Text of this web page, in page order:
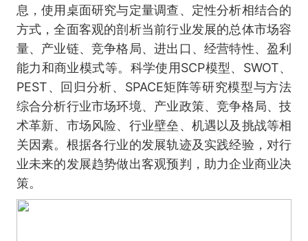
息，使用桌面研究与定量调查、定性分析相结合的
方式，全面客观的剖析当前行业发展的总体市场容
量、产业链、竞争格局、进出口、经营特性、盈利
能力和商业模式等。科学使用SCP模型、SWOT、
PEST、回归分析、SPACE矩阵等研究模型与方法
综合分析行业市场环境、产业政策、竞争格局、技
术革新、市场风险、行业壁垒、机遇以及挑战等相
关因素。根据各行业的发展轨迹及实践经验，对行
业未来的发展趋势做出客观预判，助力企业商业决
策。